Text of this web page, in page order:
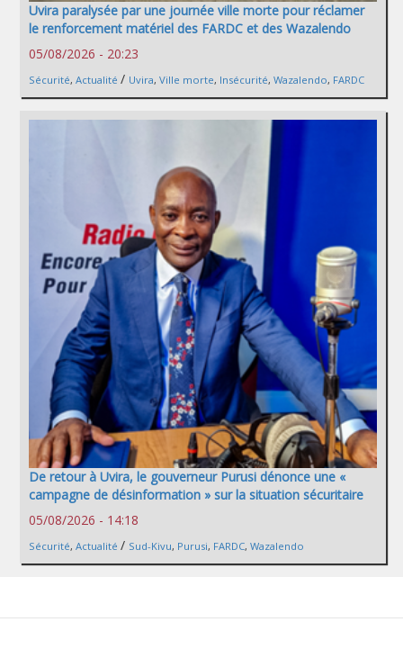
Uvira paralysée par une journée ville morte pour réclamer
le renforcement matériel des FARDC et des Wazalendo
05/08/2026 - 20:23
Sécurité, Actualité / Uvira, Ville morte, Insécurité, Wazalendo, FARDC
De retour à Uvira, le gouverneur Purusi dénonce une «
campagne de désinformation » sur la situation sécuritaire
05/08/2026 - 14:18
Sécurité, Actualité / Sud-Kivu, Purusi, FARDC, Wazalendo